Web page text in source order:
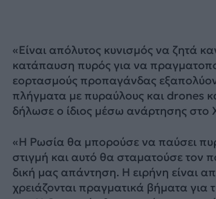
«Είναι απόλυτος κυνισμός να ζητά
κατάπαυση πυρός για να
εορτασμούς προπαγάνδας
πλήγματα με πυραύλους και drones
δήλωσε ο ίδιος μέσω ανάρτησης στο
«Η Ρωσία θα μπορούσε να παύσει
στιγμή και αυτό θα σταματούσε τον
δική μας απάντηση. Η ειρήνη είναι
χρειάζονται πραγματικά βήματα για